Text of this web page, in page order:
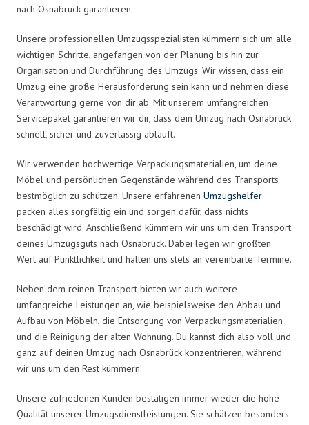
nach Osnabrück garantieren.
Unsere professionellen Umzugsspezialisten kümmern sich um alle
wichtigen Schritte, angefangen von der Planung bis hin zur
Organisation und Durchführung des Umzugs. Wir wissen, dass ein
Umzug eine große Herausforderung sein kann und nehmen diese
Verantwortung gerne von dir ab. Mit unserem umfangreichen
Servicepaket garantieren wir dir, dass dein Umzug nach Osnabrück
schnell, sicher und zuverlässig abläuft.
Wir verwenden hochwertige Verpackungsmaterialien, um deine
Möbel und persönlichen Gegenstände während des Transports
bestmöglich zu schützen. Unsere erfahrenen Umzugshelfer
packen alles sorgfältig ein und sorgen dafür, dass nichts
beschädigt wird. Anschließend kümmern wir uns um den Transport
deines Umzugsguts nach Osnabrück. Dabei legen wir größten
Wert auf Pünktlichkeit und halten uns stets an vereinbarte Termine.
Neben dem reinen Transport bieten wir auch weitere
umfangreiche Leistungen an, wie beispielsweise den Abbau und
Aufbau von Möbeln, die Entsorgung von Verpackungsmaterialien
und die Reinigung der alten Wohnung. Du kannst dich also voll und
ganz auf deinen Umzug nach Osnabrück konzentrieren, während
wir uns um den Rest kümmern.
Unsere zufriedenen Kunden bestätigen immer wieder die hohe
Qualität unserer Umzugsdienstleistungen. Sie schätzen besonders